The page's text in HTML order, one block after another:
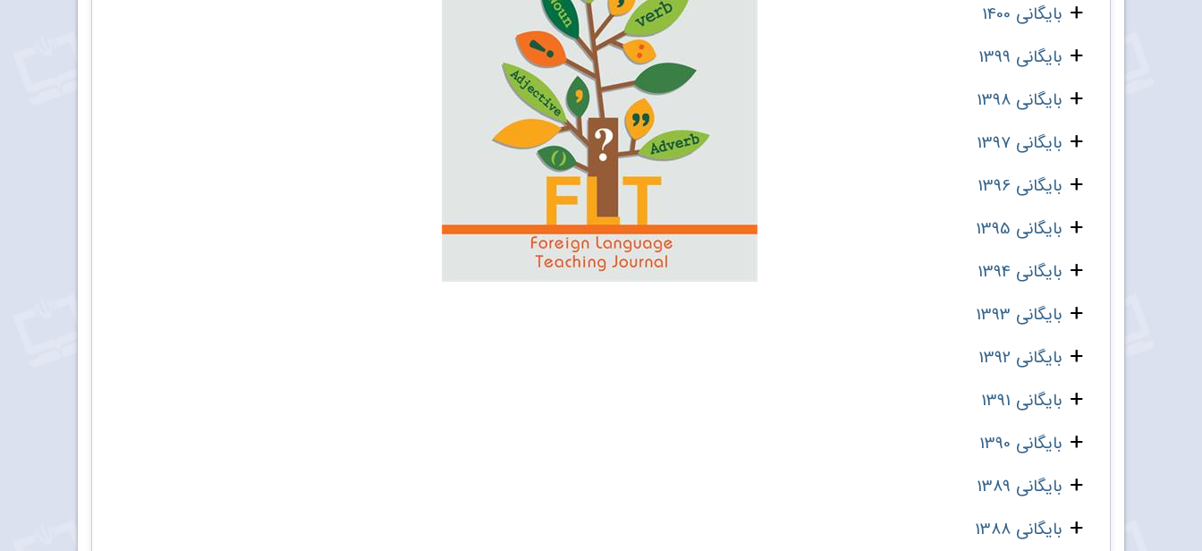
بایگانی 1400
بایگانی 1399
بایگانی 1398
بایگانی 1397
بایگانی 1396
بایگانی 1395
بایگانی 1394
بایگانی 1393
بایگانی 1392
بایگانی 1391
بایگانی 1390
بایگانی 1389
بایگانی 1388